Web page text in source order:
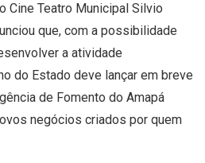
Cine Teatro Municipal Silvio
que, com a possibilidade
a atividade
do Estado deve lançar em breve
de Fomento do Amapá
negócios criados por quem